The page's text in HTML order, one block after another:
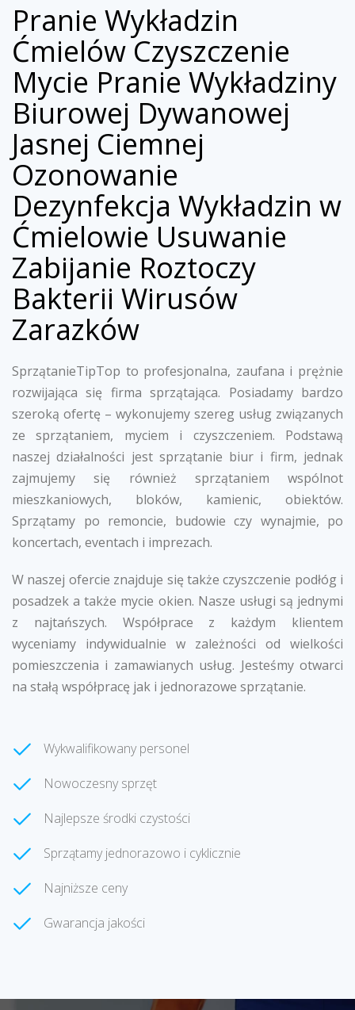
Pranie Wykładzin
Ćmielów Czyszczenie
Mycie Pranie Wykładziny
Biurowej Dywanowej
Jasnej Ciemnej
Ozonowanie
Dezynfekcja Wykładzin w
Ćmielowie Usuwanie
Zabijanie Roztoczy
Bakterii Wirusów
Zarazków
SprzątanieTipTop to profesjonalna, zaufana i prężnie
rozwijająca się firma sprzątająca. Posiadamy bardzo
szeroką ofertę – wykonujemy szereg usług związanych
ze sprzątaniem, myciem i czyszczeniem. Podstawą
naszej działalności jest sprzątanie biur i firm, jednak
zajmujemy się również sprzątaniem wspólnot
mieszkaniowych, bloków, kamienic, obiektów.
Sprzątamy po remoncie, budowie czy wynajmie, po
koncertach, eventach i imprezach.
W naszej ofercie znajduje się także czyszczenie podłóg i
posadzek a także mycie okien. Nasze usługi są jednymi
z najtańszych. Współprace z każdym klientem
wyceniamy indywidualnie w zależności od wielkości
pomieszczenia i zamawianych usług. Jesteśmy otwarci
na stałą współpracę jak i jednorazowe sprzątanie.
Wykwalifikowany personel
Nowoczesny sprzęt
Najlepsze środki czystości
Sprzątamy jednorazowo i cyklicznie
Najniższe ceny
Gwarancja jakości